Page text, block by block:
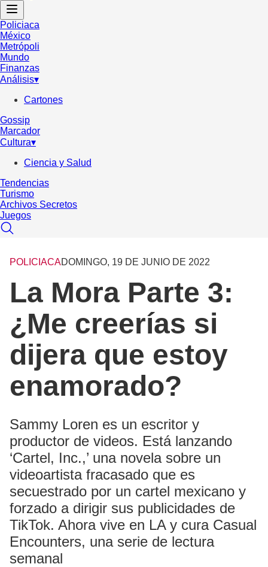
Policiaca
México
Metrópoli
Mundo
Finanzas
Análisis▾
Cartones
Gossip
Marcador
Cultura▾
Ciencia y Salud
Tendencias
Turismo
Archivos Secretos
Juegos
POLICIACADOMINGO, 19 DE JUNIO DE 2022
La Mora Parte 3:
¿Me creerías si
dijera que estoy
enamorado?
Sammy Loren es un escritor y
productor de videos. Está lanzando
‘Cartel, Inc.,’ una novela sobre un
videoartista fracasado que es
secuestrado por un cartel mexicano y
forzado a dirigir sus publicidades de
TikTok. Ahora vive en LA y cura Casual
Encounters, una serie de lectura
semanal